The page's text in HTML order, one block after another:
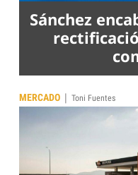
Sánchez
MERCADO | Toni Fuentes